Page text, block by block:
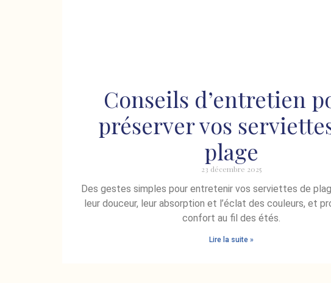
Conseils d’entretien
préserver vos
plage
23 décembre 2025
Des gestes simples pour entretenir vos serviettes de
leur douceur, leur absorption et l’éclat des couleurs, et
confort au fil des étés.
Lire la suite »